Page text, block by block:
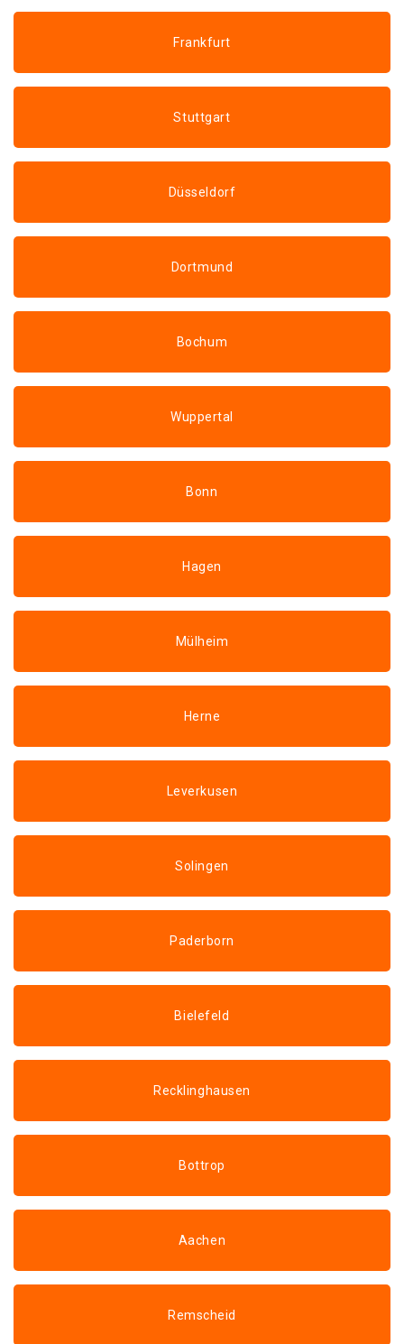
Frankfurt
Stuttgart
Düsseldorf
Dortmund
Bochum
Wuppertal
Bonn
Hagen
Mülheim
Herne
Leverkusen
Solingen
Paderborn
Bielefeld
Recklinghausen
Bottrop
Aachen
Remscheid